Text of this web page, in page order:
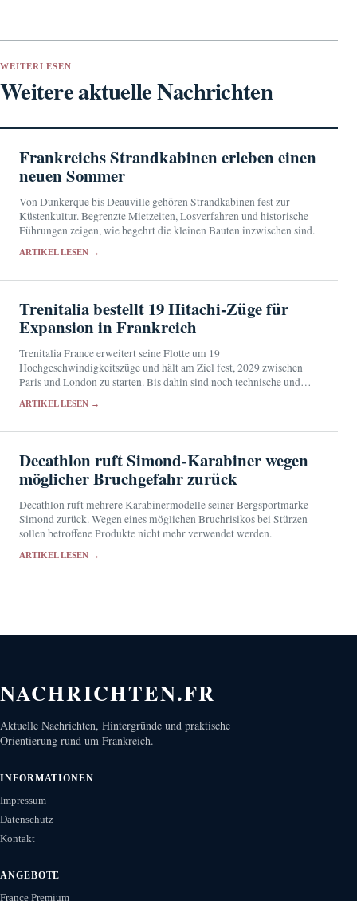
WEITERLESEN
Weitere aktuelle Nachrichten
Frankreichs Strandkabinen erleben einen
neuen Sommer
Von Dunkerque bis Deauville gehören Strandkabinen fest zur
Küstenkultur. Begrenzte Mietzeiten, Losverfahren und historische
Führungen zeigen, wie begehrt die kleinen Bauten inzwischen sind.
ARTIKEL LESEN →
Trenitalia bestellt 19 Hitachi-Züge für
Expansion in Frankreich
Trenitalia France erweitert seine Flotte um 19
Hochgeschwindigkeitszüge und hält am Ziel fest, 2029 zwischen
Paris und London zu starten. Bis dahin sind noch technische und
ARTIKEL LESEN →
Decathlon ruft Simond-Karabiner wegen
möglicher Bruchgefahr zurück
Decathlon ruft mehrere Karabinermodelle seiner Bergsportmarke
Simond zurück. Wegen eines möglichen Bruchrisikos bei Stürzen
sollen betroffene Produkte nicht mehr verwendet werden.
ARTIKEL LESEN →
NACHRICHTEN.FR
Aktuelle Nachrichten, Hintergründe und praktische
Orientierung rund um Frankreich.
INFORMATIONEN
Impressum
Datenschutz
Kontakt
ANGEBOTE
France Premium